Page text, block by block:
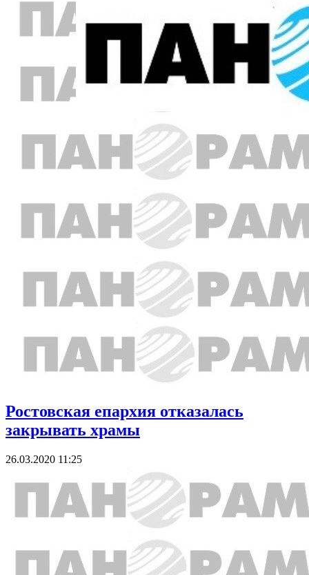
Ростовская епархия отказалась
закрывать храмы
26.03.2020 11:25